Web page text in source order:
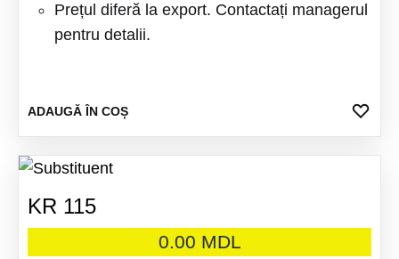
Prețul diferă la export. Contactați managerul
pentru detalii.
ADAUGĂ ÎN COȘ
KR 115
0.00 MDL